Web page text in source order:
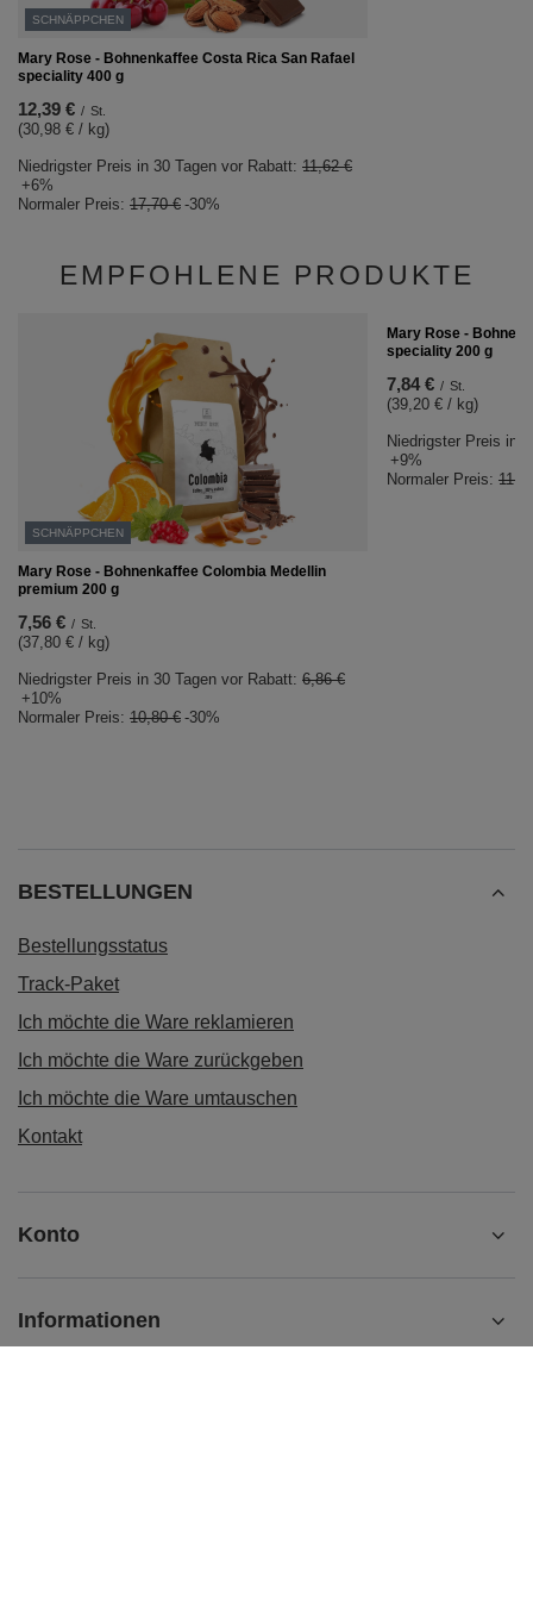
SCHNÄPPCHEN
Mary Rose - Bohnenkaffee Costa Rica San Rafael
speciality 400 g
12,39 € / St.
(30,98 € / kg)
Niedrigster Preis in 30 Tagen vor Rabatt: 11,62 €
+6%
Normaler Preis: 17,70 € -30%
EMPFOHLENE PRODUKTE
SCHNÄPPCHEN
Mary Rose - Bohnenkaffee Colombia Medellin
premium 200 g
7,56 € / St.
(37,80 € / kg)
Niedrigster Preis in 30 Tagen vor Rabatt: 6,86 €
+10%
Normaler Preis: 10,80 € -30%
Mary Rose -
speciality 200 g
7,84 € / St.
(39,20 € / kg)
Niedrigster Preis in
+9%
Normaler Preis:
BESTELLUNGEN
Bestellungsstatus
Track-Paket
Ich möchte die Ware reklamieren
Ich möchte die Ware zurückgeben
Ich möchte die Ware umtauschen
Kontakt
Konto
Informationen